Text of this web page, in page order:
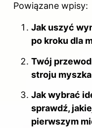
Powiązane wpisy:
Jak uszyć
po kroku dla
Twój
stroju
Jak wybrać
sprawdź,
pierwszym